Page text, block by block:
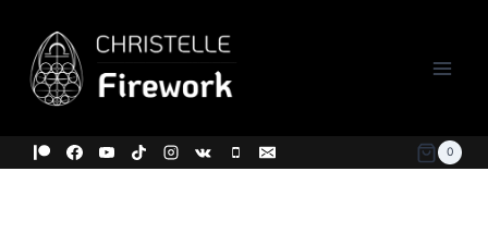
contenu
0